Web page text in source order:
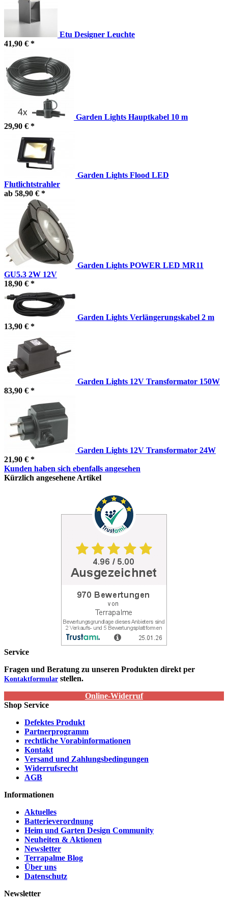
Etu Designer Leuchte
41,90 € *
Garden Lights Hauptkabel 10 m
29,90 € *
Garden Lights Flood LED
Flutlichtstrahler
ab 58,90 € *
Garden Lights POWER LED MR11
GU5.3 2W 12V
18,90 € *
Garden Lights Verlängerungskabel 2 m
13,90 € *
Garden Lights 12V Transformator 150W
83,90 € *
Garden Lights 12V Transformator 24W
21,90 € *
Kunden haben sich ebenfalls angesehen
Kürzlich angesehene Artikel
Service
Fragen und Beratung zu unseren Produkten direkt per
Kontaktformular stellen.
Online-Widerruf
Shop Service
Defektes Produkt
Partnerprogramm
rechtliche Vorabinformationen
Kontakt
Versand und Zahlungsbedingungen
Widerrufsrecht
AGB
Informationen
Aktuelles
Batterieverordnung
Heim und Garten Design Community
Neuheiten & Aktionen
Newsletter
Terrapalme Blog
Über uns
Datenschutz
Newsletter